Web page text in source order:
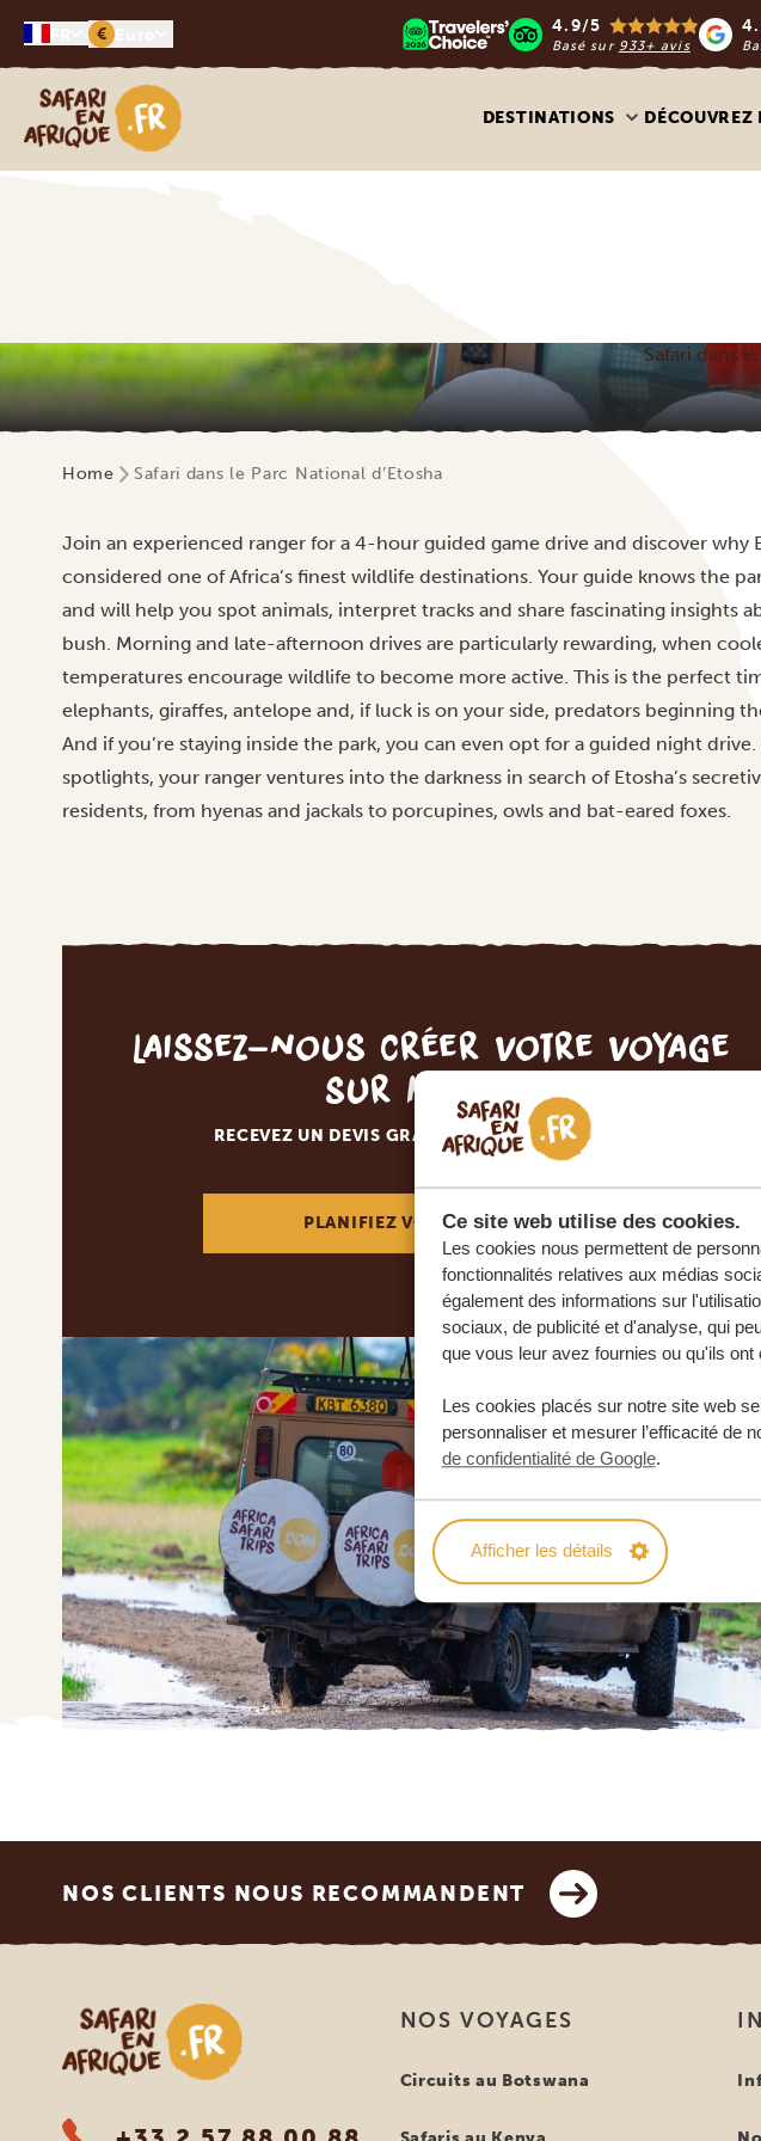
Ce site web utilise des cookies.
Les cookies nous permettent de
fonctionnalités relatives aux médias
également des informations sur
sociaux, de publicité et d'analyse, qui
que vous leur avez fournies ou qu'ils
Les cookies placés sur notre site web
personnaliser et mesurer l’efficacité de
de confidentialité de Google.
Afficher les détails
€ 4.9/5
Basé sur 933+ avis
Safari en Afrique
DESTINATIONS DÉCOUVREZ
Safari dans
Home Safari dans le Parc National d’Etosha
Join an experienced ranger for a 4-hour guided game drive and discover why
considered one of Africa’s finest wildlife destinations. Your guide knows the
and will help you spot animals, interpret tracks and share fascinating insights
bush. Morning and late-afternoon drives are particularly rewarding, when
temperatures encourage wildlife to become more active. This is the perfect
elephants, giraffes, antelope and, if luck is on your side, predators beginning
And if you’re staying inside the park, you can even opt for a guided night
spotlights, your ranger ventures into the darkness in search of Etosha’s
residents, from hyenas and jackals to porcupines, owls and bat-eared foxes.
Laissez-nous créer votre voyage
sur mesure
RECEVEZ UN DEVIS GRATUIT, SANS ENGAGEMENT
PLANIFIEZ VOTRE AVENTURE
NOS CLIENTS NOUS RECOMMANDENT
Safari en Afrique NOS VOYAGES
Circuits au Botswana